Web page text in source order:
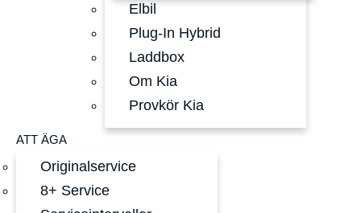
Elbil
Plug-In Hybrid
Laddbox
Om Kia
Provkör Kia
ATT ÄGA
Originalservice
8+ Service